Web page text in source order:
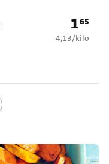
Prijs: €
165
€ 4,13 per kilo
4,13/kilo